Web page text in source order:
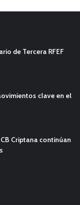
de Tercera RFEF
clave en el
Criptana continúan